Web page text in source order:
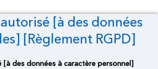
[à des données
[Règlement RGPD]
[à des données à caractère personnel]